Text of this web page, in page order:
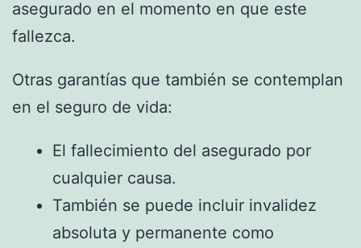
asegurado en el momento en que este
fallezca.
Otras garantías que también se contemplan
en el seguro de vida:
El fallecimiento del asegurado por
cualquier causa.
También se puede incluir invalidez
absoluta y permanente como